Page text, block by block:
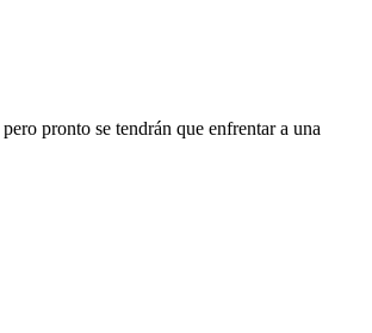
pronto se tendrán que enfrentar a una